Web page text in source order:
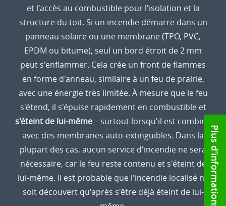
Plus d'informations
et l'accès au combustible pour l'isolation et la
structure du toit. Si un incendie démarre dans un
panneau solaire ou une membrane (TPO, PVC,
EPDM ou bitume), seul un bord étroit de 2 mm
peut s'enflammer. Cela crée un front de flammes
en forme d'anneau, similaire à un feu de prairie,
avec une énergie très limitée. À mesure que le feu
s'étend, il s'épuise rapidement en combustible et
s'éteint de lui-même– surtout lorsqu'il est combiné
avec des membranes auto-extinguibles. Dans la
plupart des cas, aucun service d'incendie ne sera
nécessaire, car le feu reste contenu et s'éteint de
lui-même. Il est probable que l'incendie localisé ne
soit découvert qu'après s'être déjà éteint de lui-